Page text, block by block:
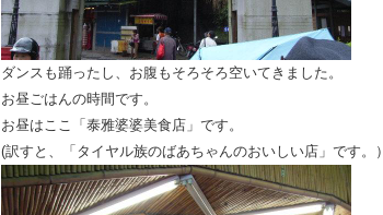
ダンスも踊ったし、お腹もそろそろ空いてきました。
お昼ごはんの時間です。
お昼はここ「泰雅婆婆美食店」です。
(訳すと、「タイヤル族のばあちゃんのおいしい店」です。）